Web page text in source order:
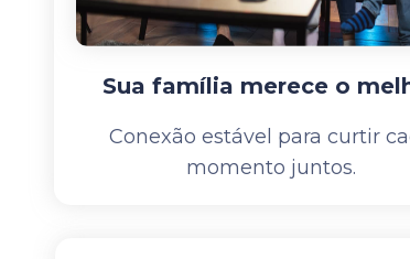
Sua família merece o
Conexão estável para curtir
momento juntos.